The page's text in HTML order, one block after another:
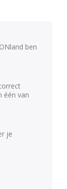
ben
één van
je